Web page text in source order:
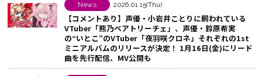
す
る
News 2026.01.15(Thu)
【コメントあり】声優・小岩井ことりに飼われている
VTuber「熊乃ベアトリーチェ」、声優・鈴原希実
の“いとこ”のVTuber「夜羽咲クロネ」それぞれの1st
ミニアルバムのリリースが決定！ 1月16日(金)にリード
曲を先行配信、MV公開も